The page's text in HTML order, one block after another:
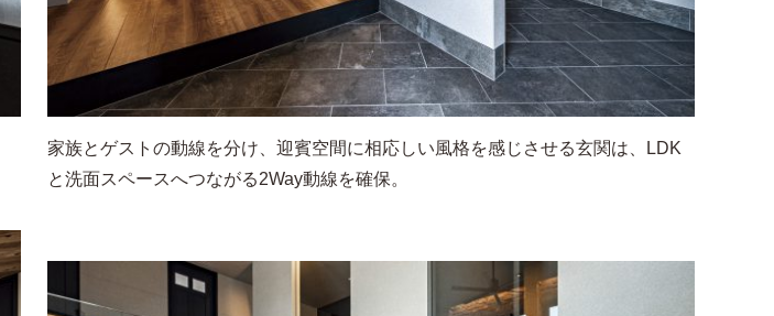
家族とゲストの動線を分け、迎賓空間に相応しい風格を感じさせる玄関は、LDK
と洗面スペースへつながる2Way動線を確保。